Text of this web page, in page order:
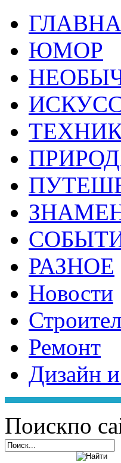
ЮМОР
РАЗНОЕ
Новости
Ремонт
Дизайн
Поискпо